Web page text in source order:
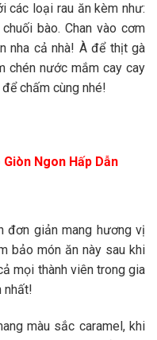
các loại rau ăn kèm như:
bào. Chan vào cơm
nha cả nhà! À để thịt gà
chén nước mắm cay cay
chấm cùng nhé!
Ngon Hấp Dẫn
đơn giản mang hương vị
bảo món ăn này sau khi
mọi thành viên trong gia
nhất!
màu sắc caramel, khi